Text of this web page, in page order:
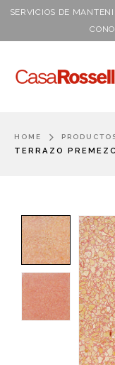
SERVICIOS DE
HOME
TERRAZO